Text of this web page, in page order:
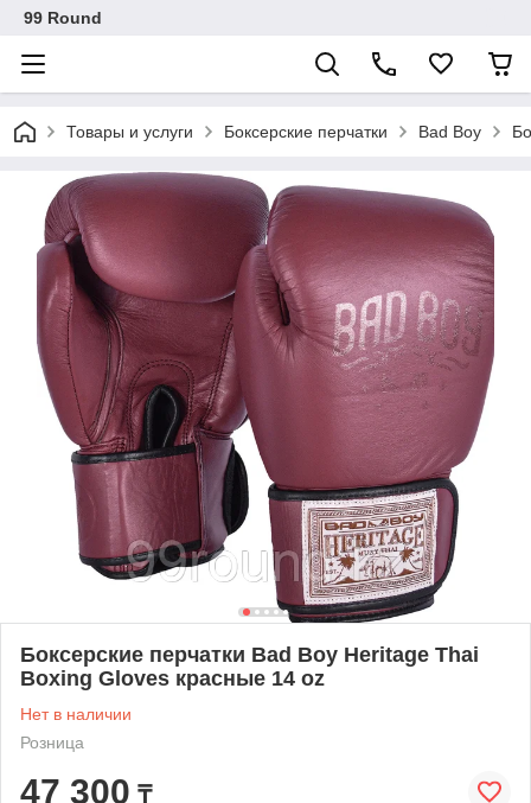
99 Round
Товары и услуги Боксерские перчатки Bad Boy
Боксерские перчатки Bad Boy Heritage Thai
Boxing Gloves красные 14 oz
Нет в наличии
Розница
47 300 ₸